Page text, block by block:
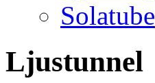
Solatube
Ljustunnel